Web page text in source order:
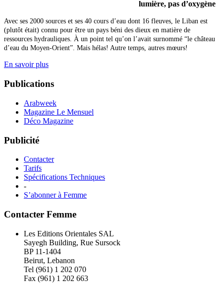
lumière, pas d’oxygène
Avec ses 2000 sources et ses 40 cours d’eau dont 16 fleuves, le Liban est
(plutôt était) connu pour être un pays béni des dieux en matière de
ressources hydrauliques. À un point tel qu’on l’avait surnommé “le château
d’eau du Moyen-Orient”. Mais hélas! Autre temps, autres mœurs!
En savoir plus
Publications
Arabweek
Magazine Le Mensuel
Déco Magazine
Publicité
Contacter
Tarifs
Spécifications Techniques
-
S’abonner à Femme
Contacter Femme
Les Editions Orientales SAL
Sayegh Building, Rue Sursock
BP 11-1404
Beirut, Lebanon
Tel (961) 1 202 070
Fax (961) 1 202 663